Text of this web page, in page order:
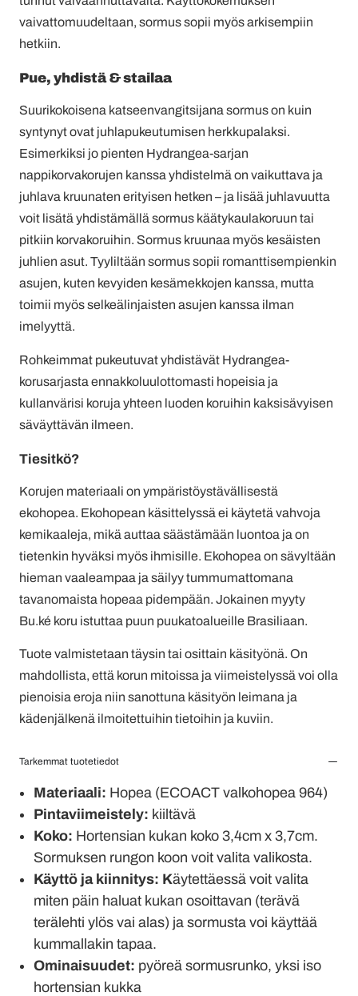
vaivattomuudeltaan, sormus sopii myös arkisempiin
hetkiin.
Pue, yhdistä & stailaa
Suurikokoisena katseenvangitsijana sormus on kuin
syntynyt ovat juhlapukeutumisen herkkupalaksi.
Esimerkiksi jo pienten Hydrangea-sarjan
nappikorvakorujen kanssa yhdistelmä on vaikuttava ja
juhlava kruunaten erityisen hetken – ja lisää juhlavuutta
voit lisätä yhdistämällä sormus käätykaulakoruun tai
pitkiin korvakoruihin. Sormus kruunaa myös kesäisten
juhlien asut. Tyyliltään sormus sopii romanttisempienkin
asujen, kuten kevyiden kesämekkojen kanssa, mutta
toimii myös selkeälinjaisten asujen kanssa ilman
imelyyttä.
Rohkeimmat pukeutuvat yhdistävät Hydrangea-
korusarjasta ennakkoluulottomasti hopeisia ja
kullanvärisi koruja yhteen luoden koruihin kaksisävyisen
säväyttävän ilmeen.
Tiesitkö?
Korujen materiaali on ympäristöystävällisestä
ekohopea. Ekohopean käsittelyssä ei käytetä vahvoja
kemikaaleja, mikä auttaa säästämään luontoa ja on
tietenkin hyväksi myös ihmisille. Ekohopea on sävyltään
hieman vaaleampaa ja säilyy tummumattomana
tavanomaista hopeaa pidempään. Jokainen myyty
Bu.ké koru istuttaa puun puukatoalueille Brasiliaan.
Tuote valmistetaan täysin tai osittain käsityönä. On
mahdollista, että korun mitoissa ja viimeistelyssä voi olla
pienoisia eroja niin sanottuna käsityön leimana ja
kädenjälkenä ilmoitettuihin tietoihin ja kuviin.
Tarkemmat tuotetiedot
Materiaali: Hopea (ECOACT valkohopea 964)
Pintaviimeistely: kiiltävä
Koko: Hortensian kukan koko 3,4cm x 3,7cm.
Sormuksen rungon koon voit valita valikosta.
Käyttö ja kiinnitys: Käytettäessä voit valita
miten päin haluat kukan osoittavan (terävä
terälehti ylös vai alas) ja sormusta voi käyttää
kummallakin tapaa.
Ominaisuudet: pyöreä sormusrunko, yksi iso
hortensian kukka